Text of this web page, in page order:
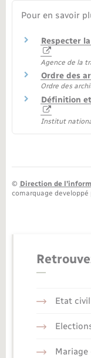
Pour en savoir
Respecter
Agence de la
Ordre des
Ordre des
Définition
Institut
© Direction de
comarquage developpé
Etat civil
Mariage